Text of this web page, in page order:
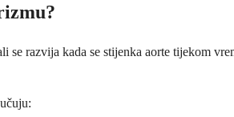
se razvija kada se stijenka aorte tijekom